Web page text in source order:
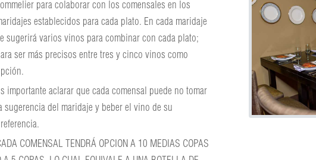
para colaborar con los comensales en los
establecidos para cada plato. En cada maridaje
sugerirá varios vinos para combinar con cada plato;
ser más precisos entre tres y cinco vinos como
importante aclarar que cada comensal puede no tomar
sugerencia del maridaje y beber el vino de su
COMENSAL TENDRÁ OPCION A 10 MEDIAS COPAS